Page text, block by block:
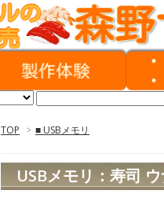
TOP > ■ USBメモリ
USBメモリ：寿司